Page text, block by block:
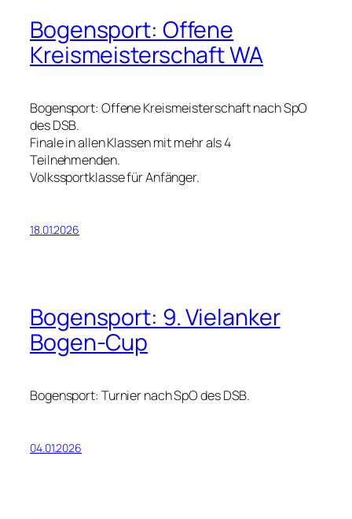
Bogensport: Offene
Kreismeisterschaft WA
Bogensport: Offene Kreismeisterschaft nach SpO
des DSB.
Finale in allen Klassen mit mehr als 4
Teilnehmenden.
Volkssportklasse für Anfänger.
18.01.2026
Bogensport: 9. Vielanker
Bogen-Cup
Bogensport: Turnier nach SpO des DSB.
04.01.2026